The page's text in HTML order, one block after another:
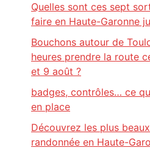
Quelles sont ces sept
faire en Haute-Garonne
Bouchons autour de
heures prendre la route
et 9 août ?
badges, contrôles… ce
en place
Découvrez les plus
randonnée en Haute-